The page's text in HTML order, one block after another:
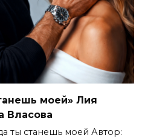
моей» Лия
Власова
ты станешь моей Автор: